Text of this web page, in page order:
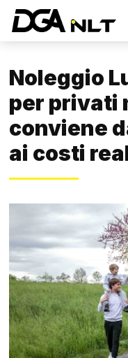
Noleggio
per privati
conviene
ai costi